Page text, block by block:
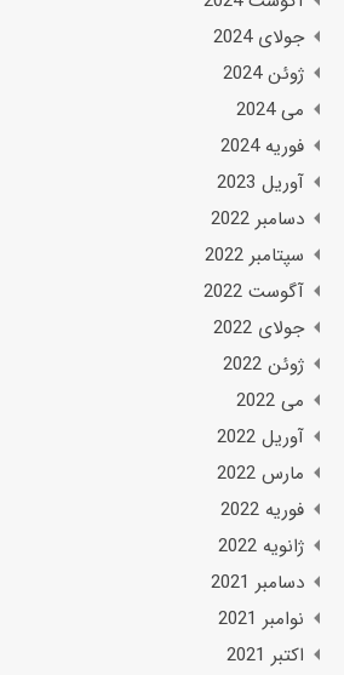
جولای 2024
ژوئن 2024
می 2024
فوریه 2024
آوریل 2023
دسامبر 2022
سپتامبر 2022
آگوست 2022
جولای 2022
ژوئن 2022
می 2022
آوریل 2022
مارس 2022
فوریه 2022
ژانویه 2022
دسامبر 2021
نوامبر 2021
اکتبر 2021